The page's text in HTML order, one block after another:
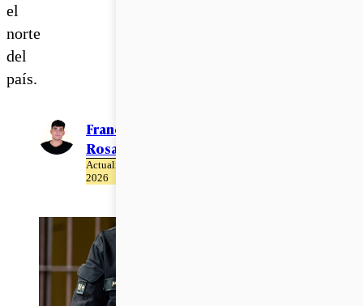
el
norte
del
país.
Francisco
Rosales
Actualizado el 25 de Mayo del
2026